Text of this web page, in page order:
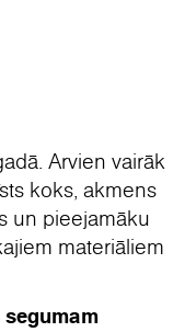
Arvien vairāk
koks, akmens
un pieejamāku
materiāliem